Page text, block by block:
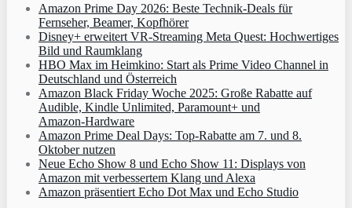
Amazon Prime Day 2026: Beste Technik-Deals für
Fernseher, Beamer, Kopfhörer
Disney+ erweitert VR‑Streaming Meta Quest: Hochwertiges
Bild und Raumklang
HBO Max im Heimkino: Start als Prime Video Channel in
Deutschland und Österreich
Amazon Black Friday Woche 2025: Große Rabatte auf
Audible, Kindle Unlimited, Paramount+ und
Amazon‑Hardware
Amazon Prime Deal Days: Top-Rabatte am 7. und 8.
Oktober nutzen
Neue Echo Show 8 und Echo Show 11: Displays von
Amazon mit verbessertem Klang und Alexa
Amazon präsentiert Echo Dot Max und Echo Studio